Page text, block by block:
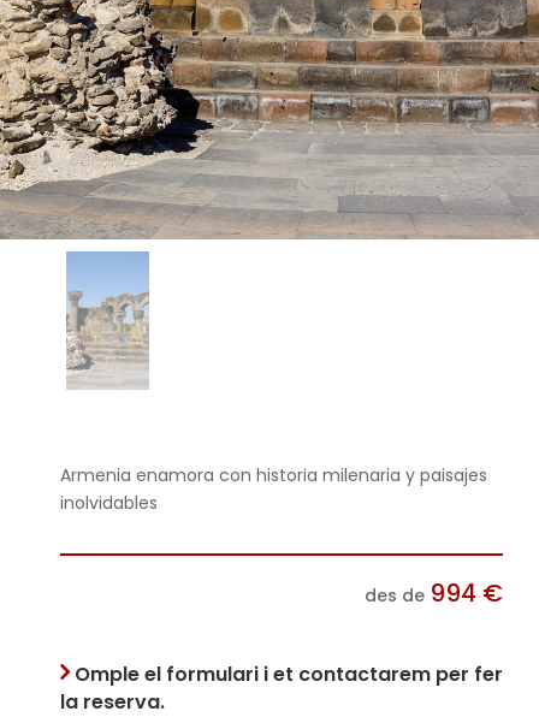
Armenia enamora con historia milenaria y paisajes
inolvidables
des de 994 €
Omple el formulari i et contactarem per fer
la reserva.